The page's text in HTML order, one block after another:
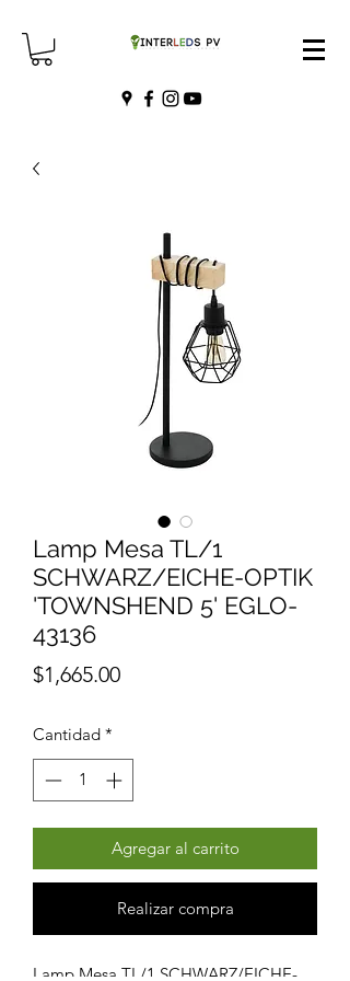
Lamp Mesa TL/1
SCHWARZ/EICHE-OPTIK
'TOWNSHEND 5' EGLO-
43136
$1,665.00Precio
Cantidad *
Agregar al carrito
Realizar compra
Lamp Mesa TL/1 SCHWARZ/EICHE-